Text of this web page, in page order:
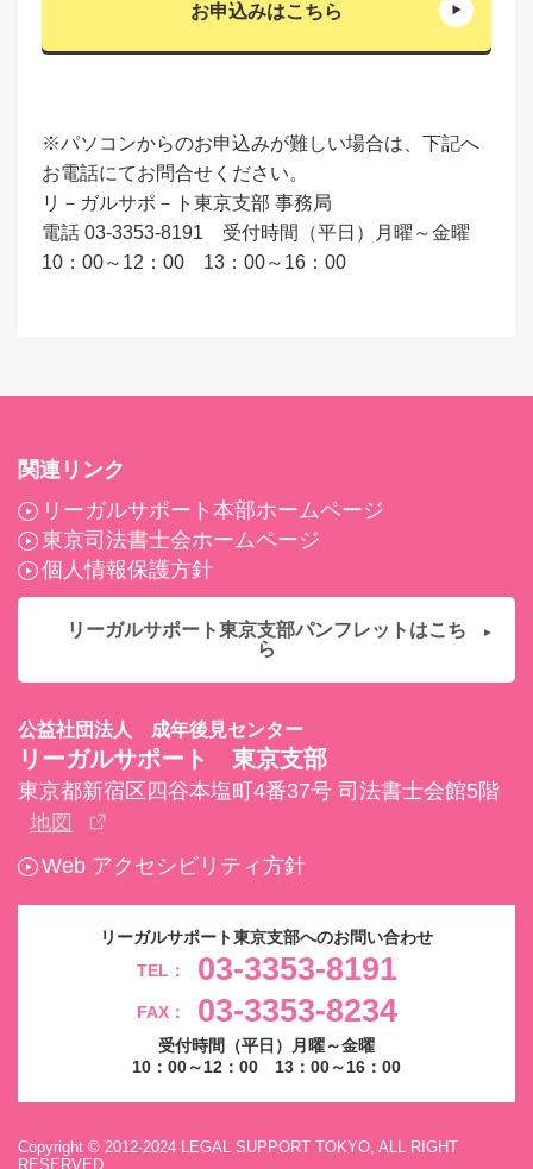
お申込みはこちら
※パソコンからのお申込みが難しい場合は、下記へ
お電話にてお問合せください。
リ－ガルサポ－ト東京支部 事務局
電話 03-3353-8191 受付時間（平日）月曜～金曜
10：00～12：00 13：00～16：00
関連リンク
リーガルサポート本部ホームページ
東京司法書士会ホームページ
個人情報保護方針
リーガルサポート東京支部パンフレットはこち
ら
公益社団法人 成年後見センター
リーガルサポート 東京支部
東京都新宿区四谷本塩町4番37号 司法書士会館5階
地図
Web アクセシビリティ方針
リーガルサポート東京支部へのお問い合わせ
TEL：
03-3353-8191
FAX： 03-3353-8234
受付時間（平日）月曜～金曜
10：00～12：00 13：00～16：00
Copyright © 2012-2024 LEGAL SUPPORT TOKYO, ALL RIGHT
RESERVED.